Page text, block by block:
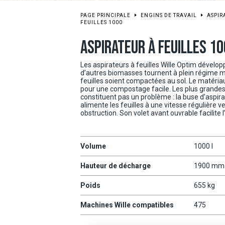
PAGE PRINCIPALE ENGINS DE TRAVAIL
FEUILLES 1000
ASPIRATEUR À FEUILLES
Les aspirateurs à feuilles Wille Optim
d’autres biomasses tournent à plein régime
feuilles soient compactées au sol. Le
pour une compostage facile. Les plus
constituent pas un problème : la buse
alimente les feuilles à une vitesse régulière
obstruction. Son volet avant ouvrable facilite
Volume 1000 l
Hauteur de décharge 1900 mm
Poids 655 kg
Machines Wille compatibles 475